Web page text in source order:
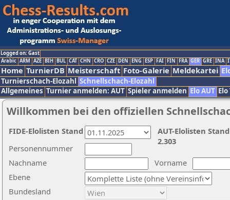
Logged on: Gast
Arabic ARM AZE BIH BUL CAT CHN CRO CZE DEN ENG ESP FAI FIN FRA GER GRE INA
Home TurnierDB Meisterschaft Foto-Galerie Meldekartei
Turnierschach-Elozahl Schnellschach-Elozahl
Allgemeines Turnier anmelden: AUT Spieler anmelden Elo AUT
Willkommen bei den offiziellen
Nachname
Vorname
Ebene
Personennummer
Bundesland
AUT-Elolisten
2.303
FIDE-Elolisten Stand